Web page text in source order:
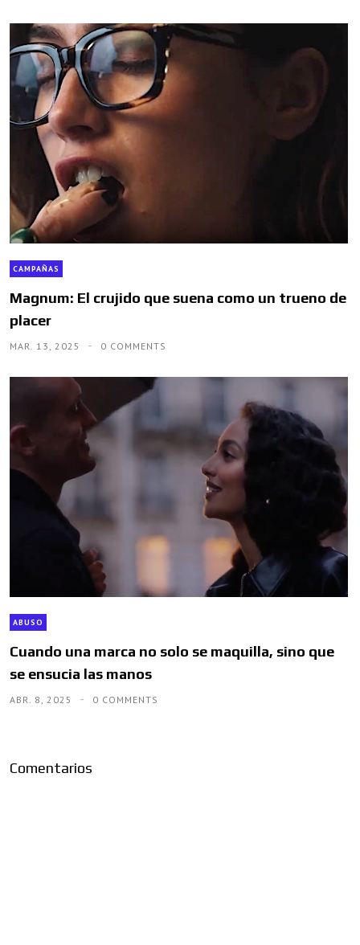
CAMPAÑAS
Magnum: El crujido que suena como un trueno de
placer
MAR. 13, 2025 0 COMMENTS
ABUSO
Cuando una marca no solo se maquilla, sino que
se ensucia las manos
ABR. 8, 2025 0 COMMENTS
Comentarios